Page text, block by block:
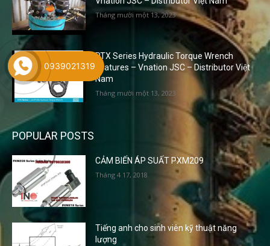
Tháng mười một 13, 2023
RTX Series Hydraulic Torque Wrench
Features – Vnation JSC – Distributor Việt
Nam
Tháng mười một 13, 2023
POPULAR POSTS
CẢM BIẾN ÁP SUẤT PXM209
Tháng 4 17, 2018
Tiếng anh cho sinh viên kỹ thuật năng
lượng
0939021319